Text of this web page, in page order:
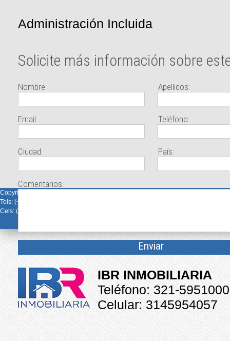
Administración Incluida
Solicite más información sobre
Nombre: Apellidos:
Email: Teléfono:
Ciudad: País:
Comentarios:
IBR INMOBILIARIA
Teléfono: 321-5951000
Celular: 3145954057
Copyright 2014 © IBR Inmobiliaria Ltda. Todos los derechos reservados
Tels: (+57 5) 643 1245 - 643 1714 - 643 7109 - 643 7309
Cels: (+57 5) 314 595 4059 - 312 691 5188